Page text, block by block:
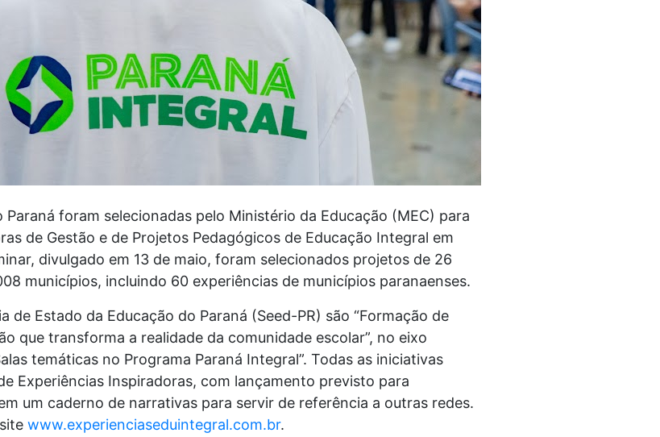
foram selecionadas pelo Ministério da Educação (MEC) para
de Gestão e de Projetos Pedagógicos de Educação Integral em
divulgado em 13 de maio, foram selecionados projetos de 26
municípios, incluindo 60 experiências de municípios paranaenses.
de Estado da Educação do Paraná (Seed-PR) são “Formação de
que transforma a realidade da comunidade escolar”, no eixo
temáticas no Programa Paraná Integral”. Todas as iniciativas
Experiências Inspiradoras, com lançamento previsto para
um caderno de narrativas para servir de referência a outras redes.
www.experienciaseduintegral.com.br.